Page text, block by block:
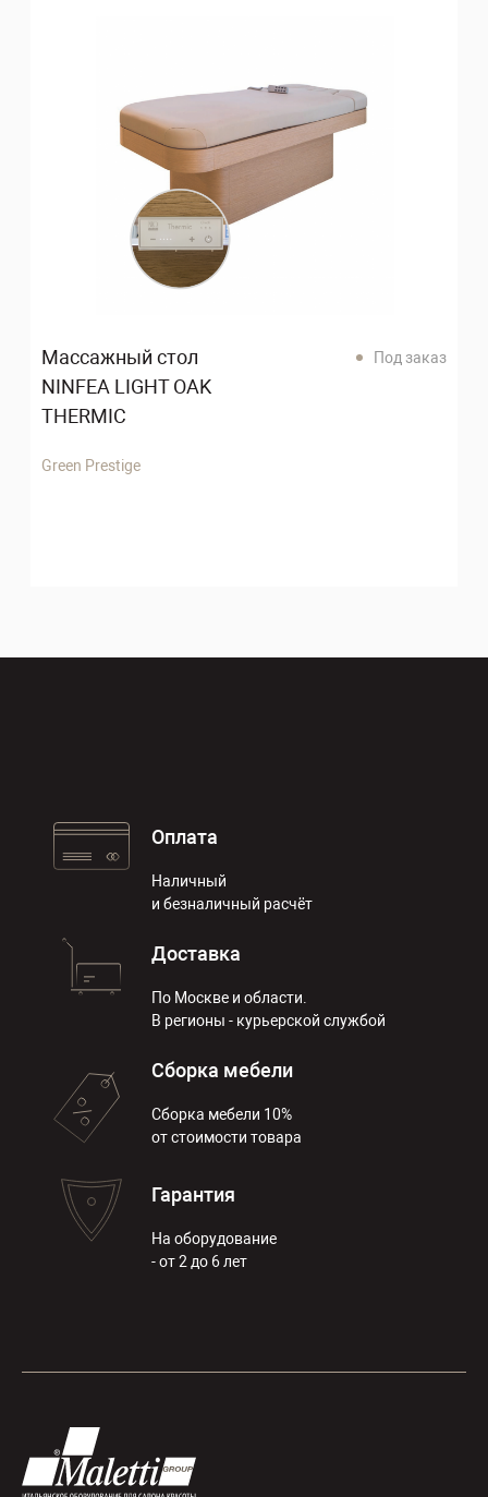
Массажный стол
NINFEA LIGHT OAK
THERMIC
Под заказ
Green Prestige
Оплата
Наличный
и безналичный расчёт
Доставка
По Москве и области.
В регионы - курьерской службой
Сборка мебели
Сборка мебели 10%
от стоимости товара
Гарантия
На оборудование
- от 2 до 6 лет